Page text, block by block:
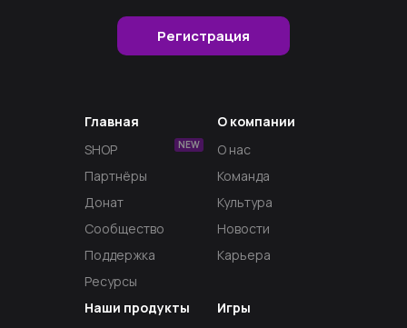
Регистрация
Главная
SHOP
NEW
Партнёры
Донат
Сообщество
Поддержка
Ресурсы
Наши продукты
Игры
О компании
О нас
Команда
Культура
Новости
Карьера